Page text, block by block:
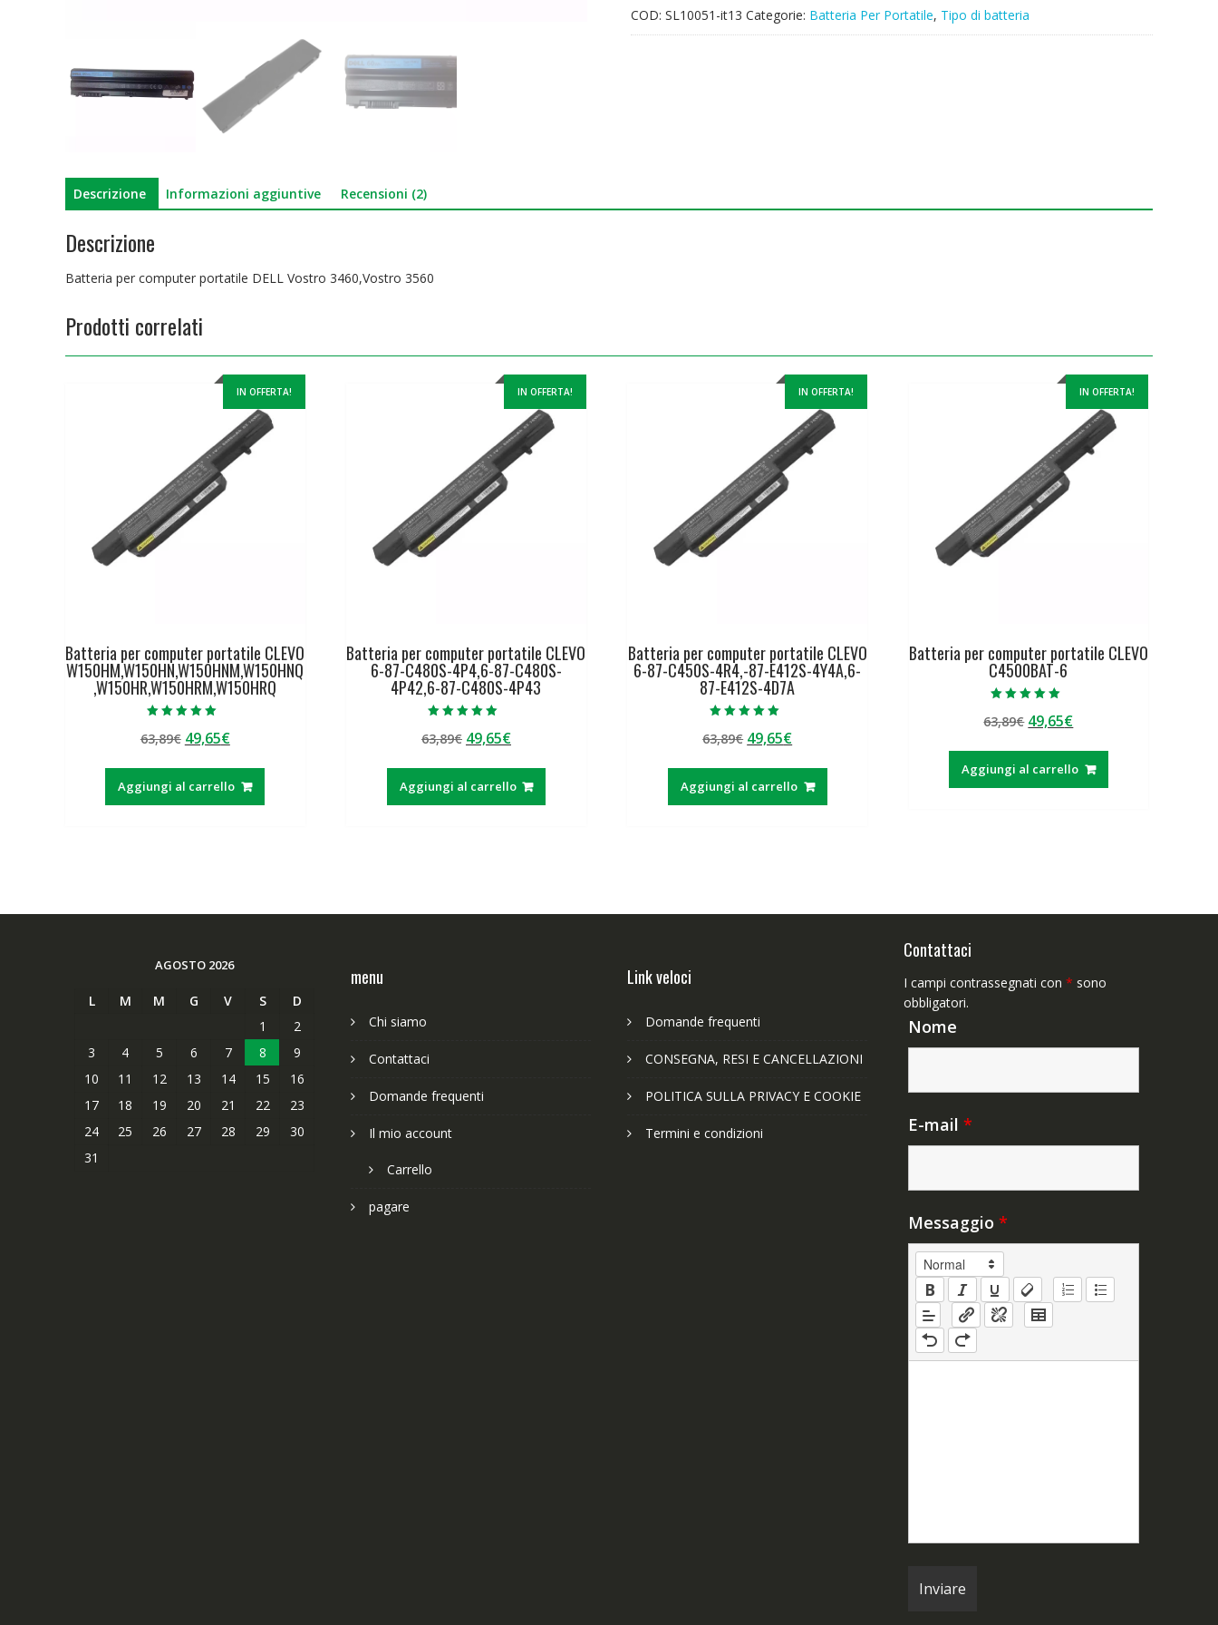
COD: SL10051-it13 Categorie: Batteria Per Portatile, Tipo di batteria
Descrizione Informazioni aggiuntive Recensioni (2)
Descrizione
Batteria per computer portatile DELL Vostro 3460,Vostro 3560
Prodotti correlati
IN OFFERTA!
Batteria per computer portatile CLEVO
W150HM,W150HN,W150HNM,W150HNQ
,W150HR,W150HRM,W150HRQ
5.00
su 5
63,89€ Il
originale
era:
49,65€Il
attuale
è:
Aggiungi al carrello
IN OFFERTA!
Batteria per computer portatile CLEVO
6-87-C480S-4P4,6-87-C480S-
4P42,6-87-C480S-4P43
5.00
su 5
63,89€ Il
originale
era:
49,65€Il
attuale
è:
Aggiungi al carrello
IN OFFERTA!
Batteria per computer portatile CLEVO
6-87-C450S-4R4,-87-E412S-4Y4A,6-
87-E412S-4D7A
5.00
su 5
63,89€ Il
originale
era:
49,65€Il
attuale
è:
Aggiungi al carrello
IN OFFERTA!
Batteria per computer portatile CLEVO
C4500BAT-6
5.00
su 5
63,89€ Il
originale
era:
49,65€Il
attuale
è:
Aggiungi al carrello
AGOSTO 2026
L M M G V S
D
1
2
3
4 5 6 7 8
9
10
11 12 13 14 15
16
17
18 19 20 21 22
23
24
25 26 27 28 29
30
31
menu
Chi siamo
Contattaci
Domande frequenti
Il mio account
Carrello
pagare
Link veloci
Domande frequenti
CONSEGNA, RESI E CANCELLAZIONI
POLITICA SULLA PRIVACY E COOKIE
Termini e condizioni
Contattaci
I campi contrassegnati con * sono
obbligatori.
Nome
E-mail *
Messaggio *